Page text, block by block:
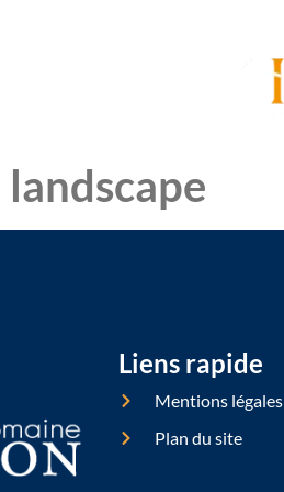
landscape
Liens rapide
Mentions légales
Plan du site